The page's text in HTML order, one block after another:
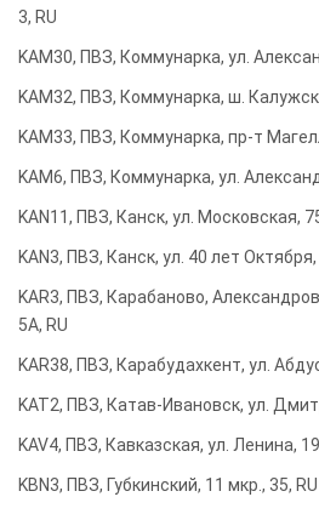
3, RU
KAM30, ПВЗ, Коммунарка, ул.
KAM32, ПВЗ, Коммунарка, ш.
KAM33, ПВЗ, Коммунарка, пр-т
KAM6, ПВЗ, Коммунарка, ул.
KAN11, ПВЗ, Канск, ул. Московская,
KAN3, ПВЗ, Канск, ул. 40 лет Октября,
KAR3, ПВЗ, Карабаново,
5А, RU
KAR38, ПВЗ, Карабудахкент, ул.
KAT2, ПВЗ, Катав-Ивановск, ул.
KAV4, ПВЗ, Кавказская, ул. Ленина,
KBN3, ПВЗ, Губкинский, 11 мкр., 35, RU